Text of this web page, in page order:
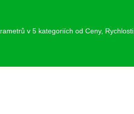
v 5 kategoriích od Ceny, Rychlosti,